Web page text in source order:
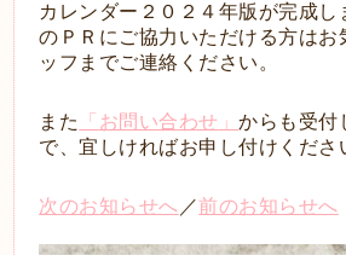
カレンダー２０２４年版が完成し
のＰＲにご協力いただける方はお
ッフまでご連絡ください。
また 「 お問い合わせ 」からも受付
で、宜しければお申し付けくださ
次のお知らせへ ／前のお知らせへ